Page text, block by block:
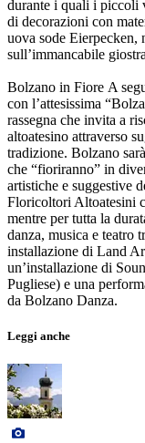
durante i quali i piccoli
di decorazioni con
uova sode Eierpecken,
sull’immancabile
Bolzano in Fiore A
con l’attesissima
rassegna che invita a
altoatesino attraverso
tradizione. Bolzano
che “fioriranno” in
artistiche e suggestive
Floricoltori Altoatesini
mentre per tutta la
danza, musica e teatro
installazione di Land
un’installazione di
Pugliese) e una
da Bolzano Danza.
Leggi anche